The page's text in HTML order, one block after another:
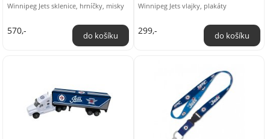
Winnipeg Jets sklenice, hrníčky, misky
570,-
Winnipeg Jets vlajky, plakáty
299,-